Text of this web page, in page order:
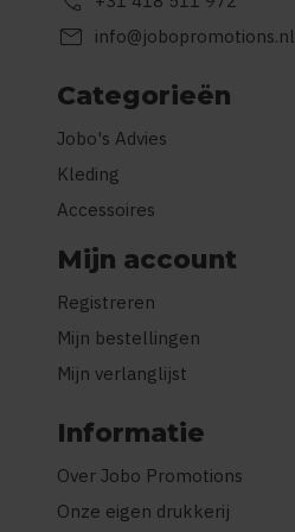
mail info@jobopromotions.nl
Categorieën
Jobo's Advies
Kleding
Accessoires
Mijn account
Registreren
Mijn bestellingen
Mijn verlanglijst
Informatie
Over Jobo Promotions
Onze eigen drukkerij